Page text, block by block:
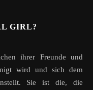
GIRL?
wird und sich dem
Sie ist die, die